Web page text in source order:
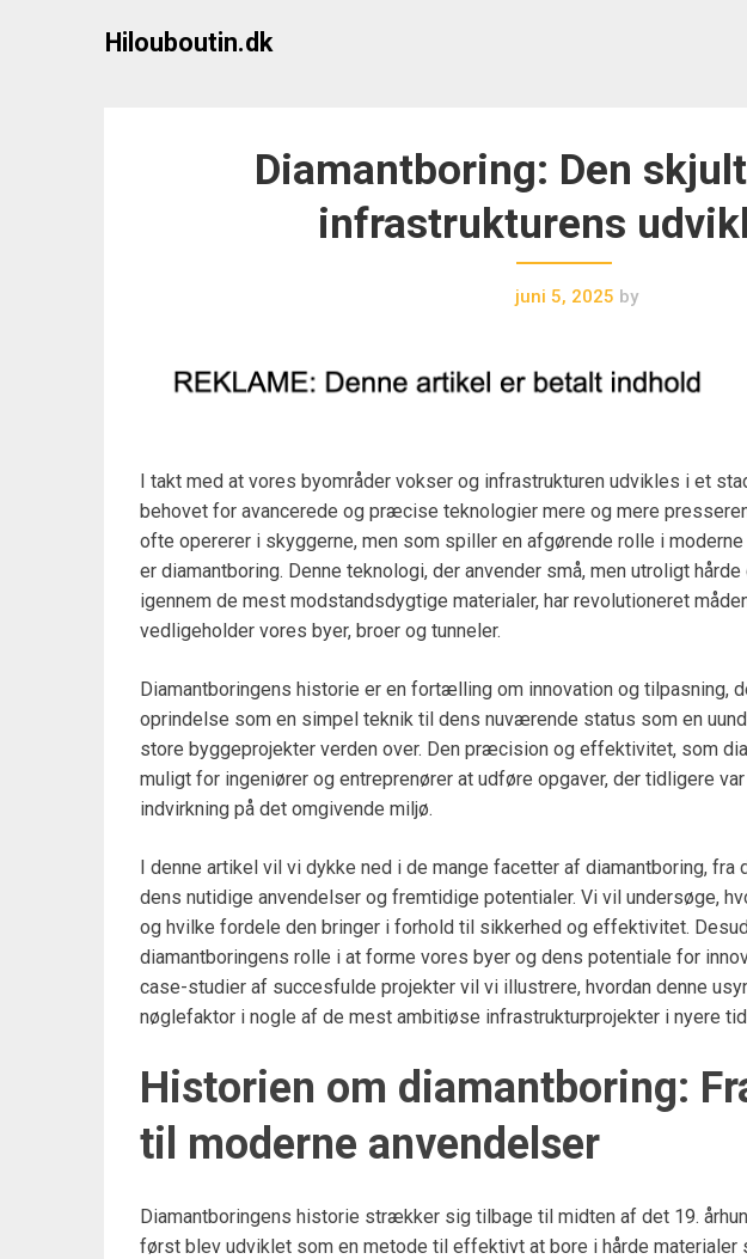
Hilouboutin.dk
Diamantboring: Den
infrastrukturens
juni 5, 2025 by
I takt med at vores byområder vokser og infrastrukturen udvikles i et
behovet for avancerede og præcise teknologier mere og mere
ofte opererer i skyggerne, men som spiller en afgørende rolle i
er diamantboring. Denne teknologi, der anvender små, men utroligt
igennem de mest modstandsdygtige materialer, har revolutioneret
vedligeholder vores byer, broer og tunneler.
Diamantboringens historie er en fortælling om innovation og tilpasning,
oprindelse som en simpel teknik til dens nuværende status som en
store byggeprojekter verden over. Den præcision og effektivitet, som
muligt for ingeniører og entreprenører at udføre opgaver, der tidligere
indvirkning på det omgivende miljø.
I denne artikel vil vi dykke ned i de mange facetter af diamantboring,
dens nutidige anvendelser og fremtidige potentialer. Vi vil undersøge,
og hvilke fordele den bringer i forhold til sikkerhed og effektivitet.
diamantboringens rolle i at forme vores byer og dens potentiale for
case-studier af succesfulde projekter vil vi illustrere, hvordan denne
nøglefaktor i nogle af de mest ambitiøse infrastrukturprojekter i nyere
Historien om diamantboring:
til moderne anvendelser
Diamantboringens historie strækker sig tilbage til midten af det 19.
først blev udviklet som en metode til effektivt at bore i hårde materialer